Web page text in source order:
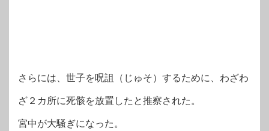
さらには、世子を呪詛（じゅそ）するために、わざわ
ざ２カ所に死骸を放置したと推察された。
宮中が大騒ぎになった。